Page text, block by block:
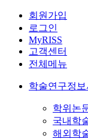
회원가입
로그인
MyRISS
고객센터
전체메뉴
학술연구정
학위논
국내학
해외학